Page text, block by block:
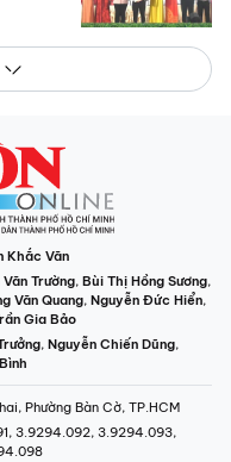
Khắc Văn
Trường, Bùi Thị Hồng Sương,
Văn Quang, Nguyễn Đức Hiển,
Gia Bảo
, Nguyễn Chiến Dũng,
Phường Bàn Cờ, TP.HCM
3.9294.092, 3.9294.093,